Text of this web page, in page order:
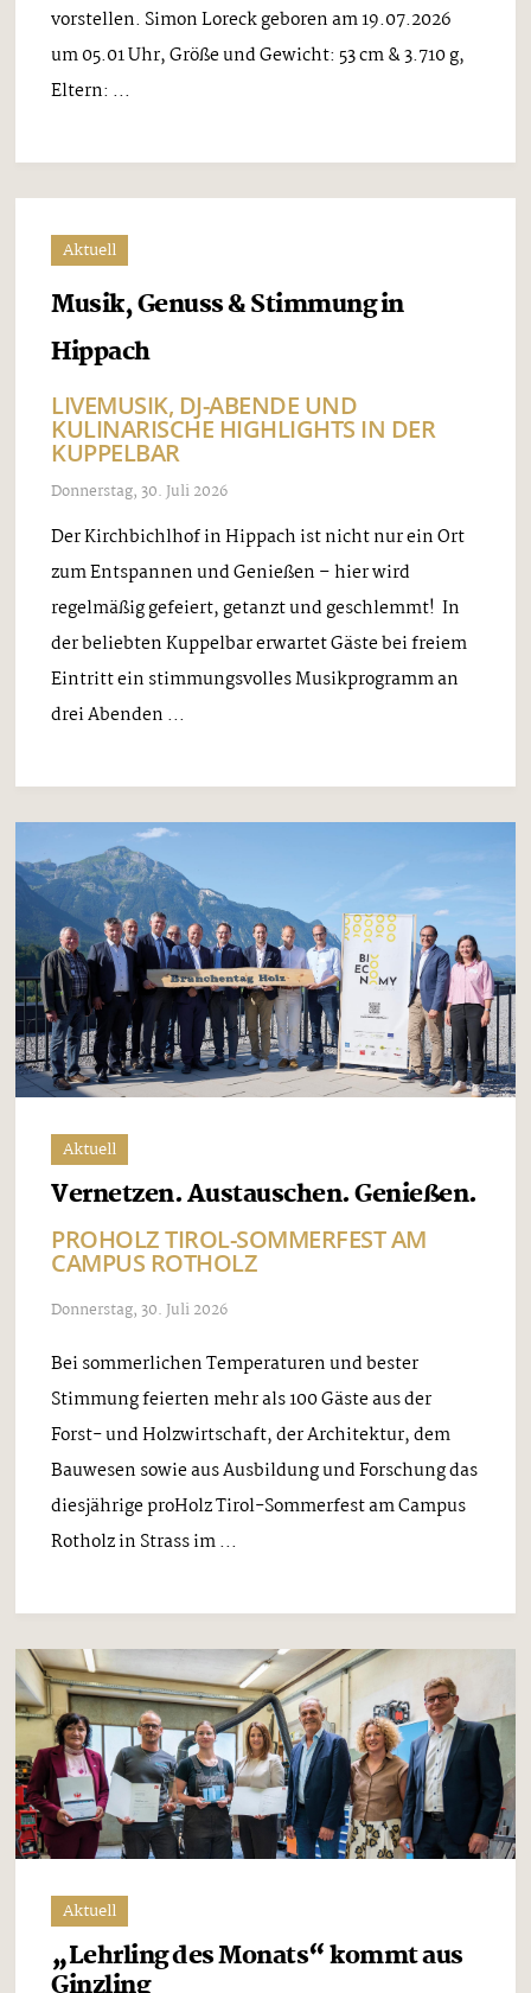
vorstellen. Simon Loreck geboren am 19.07.2026
um 05.01 Uhr, Größe und Gewicht: 53 cm & 3.710 g,
Eltern: ...
Aktuell
Musik, Genuss & Stimmung in
Hippach
LIVEMUSIK, DJ-ABENDE UND
KULINARISCHE HIGHLIGHTS IN DER
KUPPELBAR
Donnerstag, 30. Juli 2026
Der Kirchbichlhof in Hippach ist nicht nur ein Ort
zum Entspannen und Genießen – hier wird
regelmäßig gefeiert, getanzt und geschlemmt! In
der beliebten Kuppelbar erwartet Gäste bei freiem
Eintritt ein stimmungsvolles Musikprogramm an
drei Abenden ...
Aktuell
Vernetzen. Austauschen. Genießen.
PROHOLZ TIROL-SOMMERFEST AM
CAMPUS ROTHOLZ
Donnerstag, 30. Juli 2026
Bei sommerlichen Temperaturen und bester
Stimmung feierten mehr als 100 Gäste aus der
Forst- und Holzwirtschaft, der Architektur, dem
Bauwesen sowie aus Ausbildung und Forschung das
diesjährige proHolz Tirol-Sommerfest am Campus
Rotholz in Strass im ...
Aktuell
„Lehrling des Monats“ kommt aus